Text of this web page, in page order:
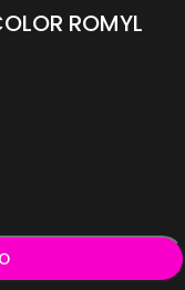
ROMYL